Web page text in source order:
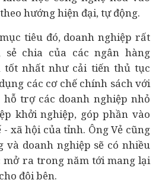
hướng hiện đại, tự động.
tiêu đó, doanh nghiệp rất
sẻ chia của cácngân hàng
tốt nhất như cải tiến thủ tục
các cơ chế chính sách với
trợ các doanh nghiệp nhỏ
khởi nghiệp, góp phần vào
- xã hội của tỉnh. Ông Vẻ cũng
và doanh nghiệp sẽ có nhiều
mở ra trong năm tới mang lại
đôi bên.